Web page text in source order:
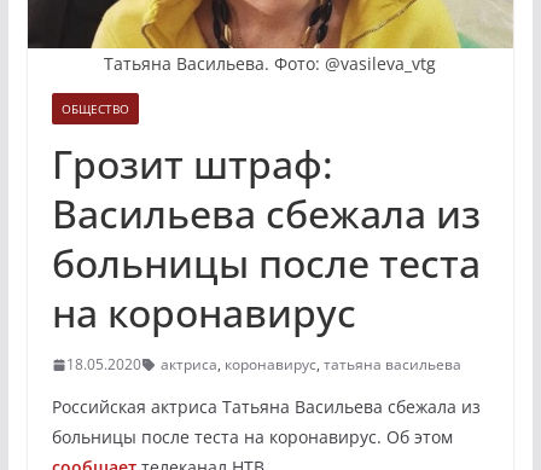
Татьяна Васильева. Фото: @vasileva_vtg
ОБЩЕСТВО
Грозит штраф:
Васильева сбежала из
больницы после теста
на коронавирус
18.05.2020 актриса, коронавирус, татьяна васильева
Российская актриса Татьяна Васильева сбежала из
больницы после теста на коронавирус. Об этом